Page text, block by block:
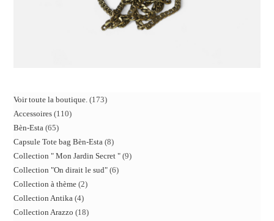
Voir toute la boutique. 173
Accessoires 110
Bèn-Esta 65
Capsule Tote bag Bèn-Esta 8
Collection " Mon Jardin Secret " 9
Collection "On dirait le sud" 6
Collection à thème 2
Collection Antika 4
Collection Arazzo 18